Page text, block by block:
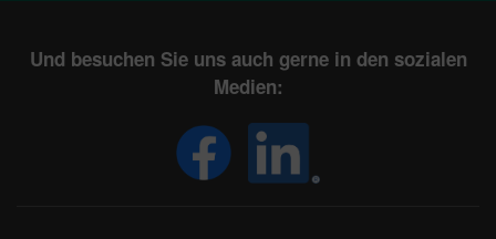
Und besuchen Sie uns auch gerne in den sozialen
Medien: